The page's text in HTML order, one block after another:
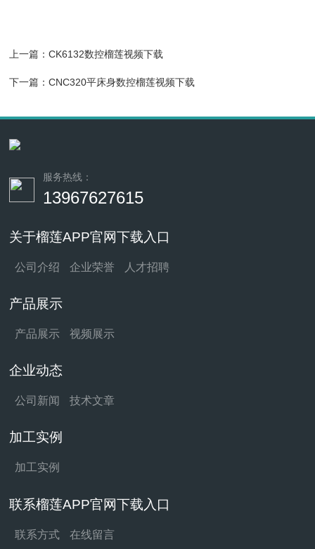
上一篇：CK6132数控榴莲视频下载
下一篇：CNC320平床身数控榴莲视频下载
服务热线：
13967627615
关于榴莲APP官网下载入口
公司介绍 企业荣誉 人才招聘
产品展示
产品展示 视频展示
企业动态
公司新闻 技术文章
加工实例
加工实例
联系榴莲APP官网下载入口
联系方式 在线留言